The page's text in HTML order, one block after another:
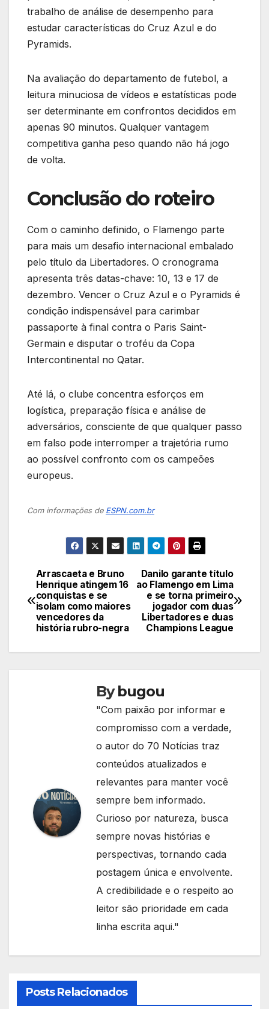
trabalho de análise de desempenho para
estudar características do Cruz Azul e do
Pyramids.
Na avaliação do departamento de futebol, a
leitura minuciosa de vídeos e estatísticas pode
ser determinante em confrontos decididos em
apenas 90 minutos. Qualquer vantagem
competitiva ganha peso quando não há jogo
de volta.
Conclusão do roteiro
Com o caminho definido, o Flamengo parte
para mais um desafio internacional embalado
pelo título da Libertadores. O cronograma
apresenta três datas-chave: 10, 13 e 17 de
dezembro. Vencer o Cruz Azul e o Pyramids é
condição indispensável para carimbar
passaporte à final contra o Paris Saint-
Germain e disputar o troféu da Copa
Intercontinental no Qatar.
Até lá, o clube concentra esforços em
logística, preparação física e análise de
adversários, consciente de que qualquer passo
em falso pode interromper a trajetória rumo
ao possível confronto com os campeões
europeus.
Com informações de ESPN.com.br
Navegação
de
Post
Danilo garante título
ao Flamengo em Lima
e se torna primeiro
jogador com duas
Libertadores e duas
Champions League
Arrascaeta e Bruno
Henrique atingem 16
conquistas e se
isolam como maiores
vencedores da
história rubro-negra
Bybugou
"Com paixão por informar e
compromisso com a verdade,
o autor do 70 Notícias traz
conteúdos atualizados e
relevantes para manter você
sempre bem informado.
Curioso por natureza, busca
sempre novas histórias e
perspectivas, tornando cada
postagem única e envolvente.
A credibilidade e o respeito ao
leitor são prioridade em cada
linha escrita aqui."
Posts Relacionados